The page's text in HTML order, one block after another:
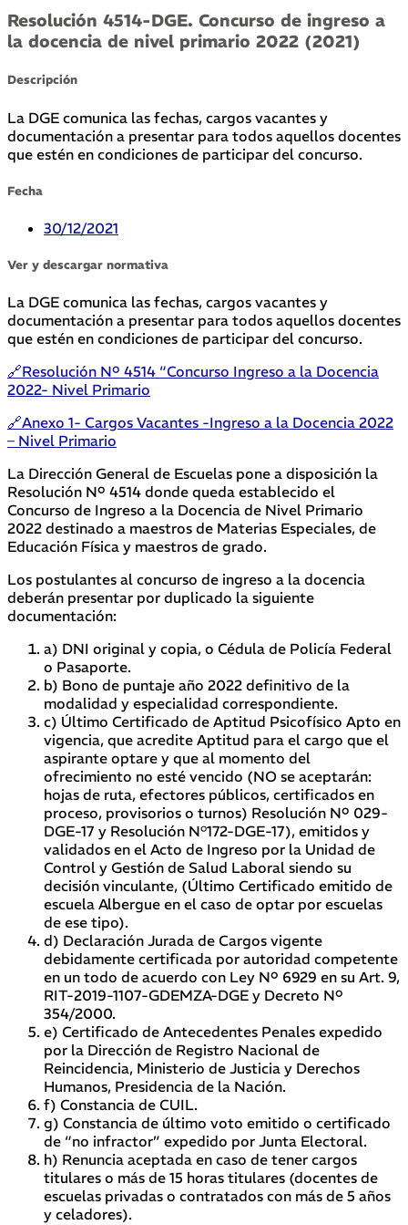
Resolución 4514-DGE. Concurso de ingreso a
la docencia de nivel primario 2022 (2021)
Descripción
La DGE comunica las fechas, cargos vacantes y
documentación a presentar para todos aquellos docentes
que estén en condiciones de participar del concurso.
Fecha
30/12/2021
Ver y descargar normativa
La DGE comunica las fechas, cargos vacantes y
documentación a presentar para todos aquellos docentes
que estén en condiciones de participar del concurso.
🔗Resolución Nº 4514 “Concurso Ingreso a la Docencia
2022- Nivel Primario
🔗Anexo 1- Cargos Vacantes -Ingreso a la Docencia 2022
– Nivel Primario
La Dirección General de Escuelas pone a disposición la
Resolución Nº 4514 donde queda establecido el
Concurso de Ingreso a la Docencia de Nivel Primario
2022 destinado a maestros de Materias Especiales, de
Educación Física y maestros de grado.
Los postulantes al concurso de ingreso a la docencia
deberán presentar por duplicado la siguiente
documentación:
a) DNI original y copia, o Cédula de Policía Federal
o Pasaporte.
b) Bono de puntaje año 2022 definitivo de la
modalidad y especialidad correspondiente.
c) Último Certificado de Aptitud Psicofísico Apto en
vigencia, que acredite Aptitud para el cargo que el
aspirante optare y que al momento del
ofrecimiento no esté vencido (NO se aceptarán:
hojas de ruta, efectores públicos, certificados en
proceso, provisorios o turnos) Resolución Nº 029-
DGE-17 y Resolución N°172-DGE-17), emitidos y
validados en el Acto de Ingreso por la Unidad de
Control y Gestión de Salud Laboral siendo su
decisión vinculante, (Último Certificado emitido de
escuela Albergue en el caso de optar por escuelas
de ese tipo).
d) Declaración Jurada de Cargos vigente
debidamente certificada por autoridad competente
en un todo de acuerdo con Ley Nº 6929 en su Art. 9,
RIT-2019-1107-GDEMZA-DGE y Decreto Nº
354/2000.
e) Certificado de Antecedentes Penales expedido
por la Dirección de Registro Nacional de
Reincidencia, Ministerio de Justicia y Derechos
Humanos, Presidencia de la Nación.
f) Constancia de CUIL.
g) Constancia de último voto emitido o certificado
de “no infractor” expedido por Junta Electoral.
h) Renuncia aceptada en caso de tener cargos
titulares o más de 15 horas titulares (docentes de
escuelas privadas o contratados con más de 5 años
y celadores).